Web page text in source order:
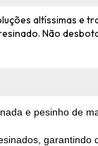
altíssimas e
Não
e pesinho de
garantindo